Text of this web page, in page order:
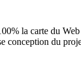
la carte du
conception du